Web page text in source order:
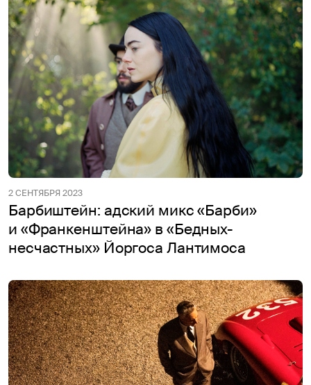
2 СЕНТЯБРЯ 2023
Барбиштейн: адский микс «Барби»
и «Франкенштейна» в «Бедных-
несчастных» Йоргоса Лантимоса